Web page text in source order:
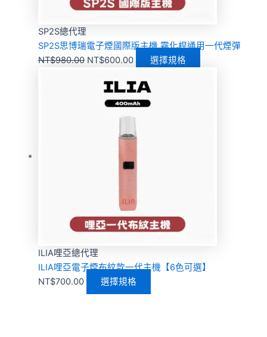
SP2S總代理
SP2S思博瑞電子煙國際版主機 霧化桿通用一代煙彈
NT$980.00 NT$600.00 選擇規格
ILIA哩亞總代理
ILIA哩亞電子煙布紋款一代主機【6色可選】
NT$700.00 選擇規格